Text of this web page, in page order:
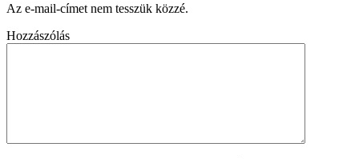
Az e-mail-címet nem tesszük közzé.
Hozzászólás